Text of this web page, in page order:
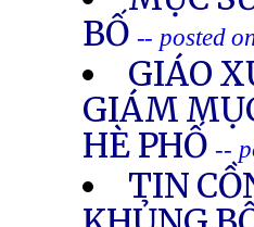
BỐ -- posted
GIÁO
GIÁM
HÈ PHỐ --
TIN